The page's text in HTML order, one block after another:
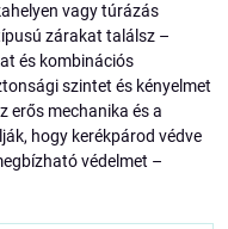
vagy túrázás
zárakat találsz –
és kombinációs
szintet és kényelmet
erős mechanika és a
hogy kerékpárod védve
védelmet –